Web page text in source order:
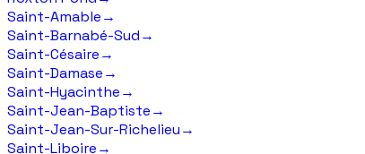
Saint-Amable→
Saint-Barnabé-Sud→
Saint-Césaire→
Saint-Damase→
Saint-Hyacinthe→
Saint-Jean-Baptiste→
Saint-Jean-Sur-Richelieu→
Saint-Liboire→